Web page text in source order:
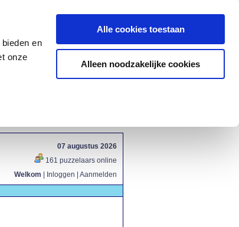
en
onze
Alle cookies toestaan
Alleen noodzakelijke cookies
07 augustus 2026
161 puzzelaars online
Welkom
Inloggen Aanmelden